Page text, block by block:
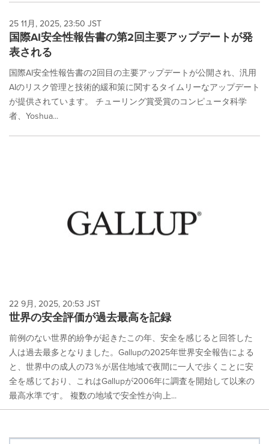
25 11月, 2025, 23:50 JST
国際AI安全性報告書の第2回主要アップデートが発
表される
国際AI安全性報告書の2回目の主要アップデートが公開され、汎用
AIのリスク管理と技術的緩和策に関するタイムリーなアップデート
が提供されています。 チューリング賞受賞のコンピュータ科学
者、Yoshua...
22 9月, 2025, 20:53 JST
世界の安全評価が過去最高を記録
前例のない世界的紛争が起きたこの年、安全を感じると回答した
人は過去最多となりました。Gallupの2025年世界安全報告による
と、世界中の成人の73％が居住地域で夜間に一人で歩くことに安
全を感じており、これはGallupが2006年に調査を開始して以来の
最高水準です。 複数の地域で安全性が向上...